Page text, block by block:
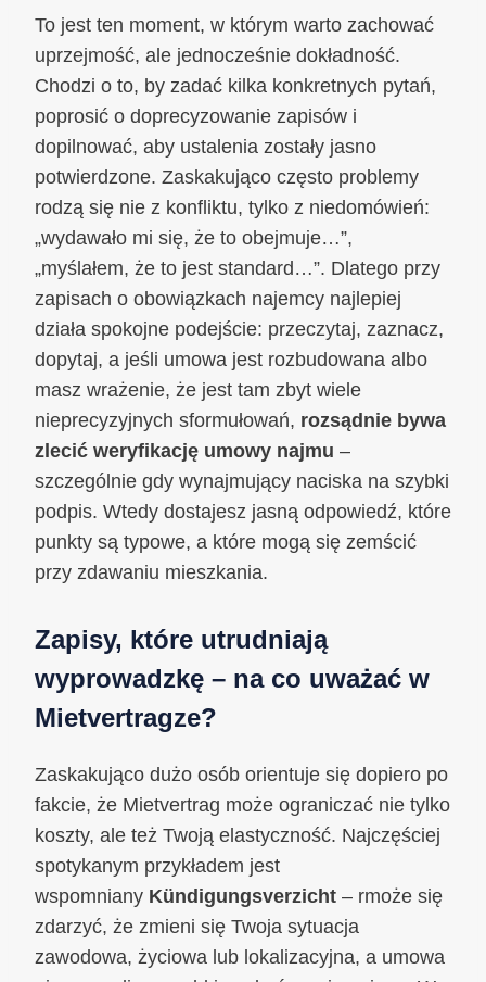
To jest ten moment, w którym warto zachować
uprzejmość, ale jednocześnie dokładność.
Chodzi o to, by zadać kilka konkretnych pytań,
poprosić o doprecyzowanie zapisów i
dopilnować, aby ustalenia zostały jasno
potwierdzone. Zaskakująco często problemy
rodzą się nie z konfliktu, tylko z niedomówień:
„wydawało mi się, że to obejmuje…”,
„myślałem, że to jest standard…”. Dlatego przy
zapisach o obowiązkach najemcy najlepiej
działa spokojne podejście: przeczytaj, zaznacz,
dopytaj, a jeśli umowa jest rozbudowana albo
masz wrażenie, że jest tam zbyt wiele
nieprecyzyjnych sformułowań, rozsądnie bywa
zlecić weryfikację umowy najmu –
szczególnie gdy wynajmujący naciska na szybki
podpis. Wtedy dostajesz jasną odpowiedź, które
punkty są typowe, a które mogą się zemścić
przy zdawaniu mieszkania.
Zapisy, które utrudniają
wyprowadzkę – na co uważać w
Mietvertragze?
Zaskakująco dużo osób orientuje się dopiero po
fakcie, że Mietvertrag może ograniczać nie tylko
koszty, ale też Twoją elastyczność. Najczęściej
spotykanym przykładem jest
wspomniany Kündigungsverzicht – rmoże się
zdarzyć, że zmieni się Twoja sytuacja
zawodowa, życiowa lub lokalizacyjna, a umowa